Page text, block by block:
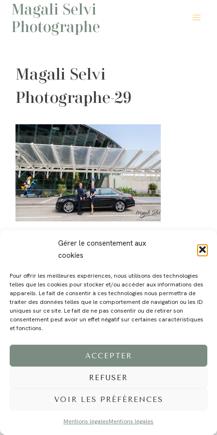
Gérer le consentement aux
cookies
Pour offrir les meilleures expériences, nous utilisons des technologies
telles que les cookies pour stocker et/ou accéder aux informations des
appareils. Le fait de consentir à ces technologies nous permettra de
traiter des données telles que le comportement de navigation ou les ID
uniques sur ce site. Le fait de ne pas consentir ou de retirer son
consentement peut avoir un effet négatif sur certaines caractéristiques
et fonctions.
ACCEPTER
REFUSER
VOIR LES PRÉFÉRENCES
Mentions légalesMentions légales
Aller
contenu
Magali Selvi
Photographe
Magali Selvi
Photographe-29
MAGALI PRESTATIONS YOGA VOYAGE BLOG CONTACT
©2024 EI Magali Selvi - Photographe Famille et Mariage - Nice - Côte d'Azur -